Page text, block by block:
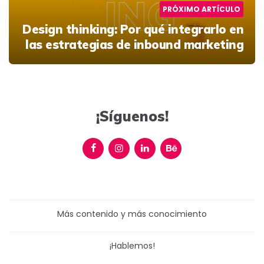
PRÓXIMO ARTÍCULO
Design thinking:Por qué integrarlo en
las estrategias de inbound marketing
¡Síguenos!
Más contenido y más conocimiento
¡Hablemos!